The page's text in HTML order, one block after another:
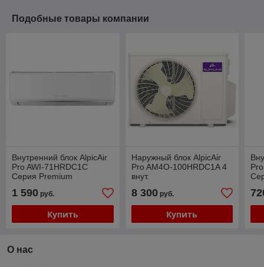
Подобные товары компании
Внутренний блок AlpicAir
Pro AWI-71HRDC1C
Серия Premium
1 590 руб.
Купить
Наружный блок AlpicAir
Pro AM4O-100HRDC1A 4
внут.
8 300руб.
Купить
О нас